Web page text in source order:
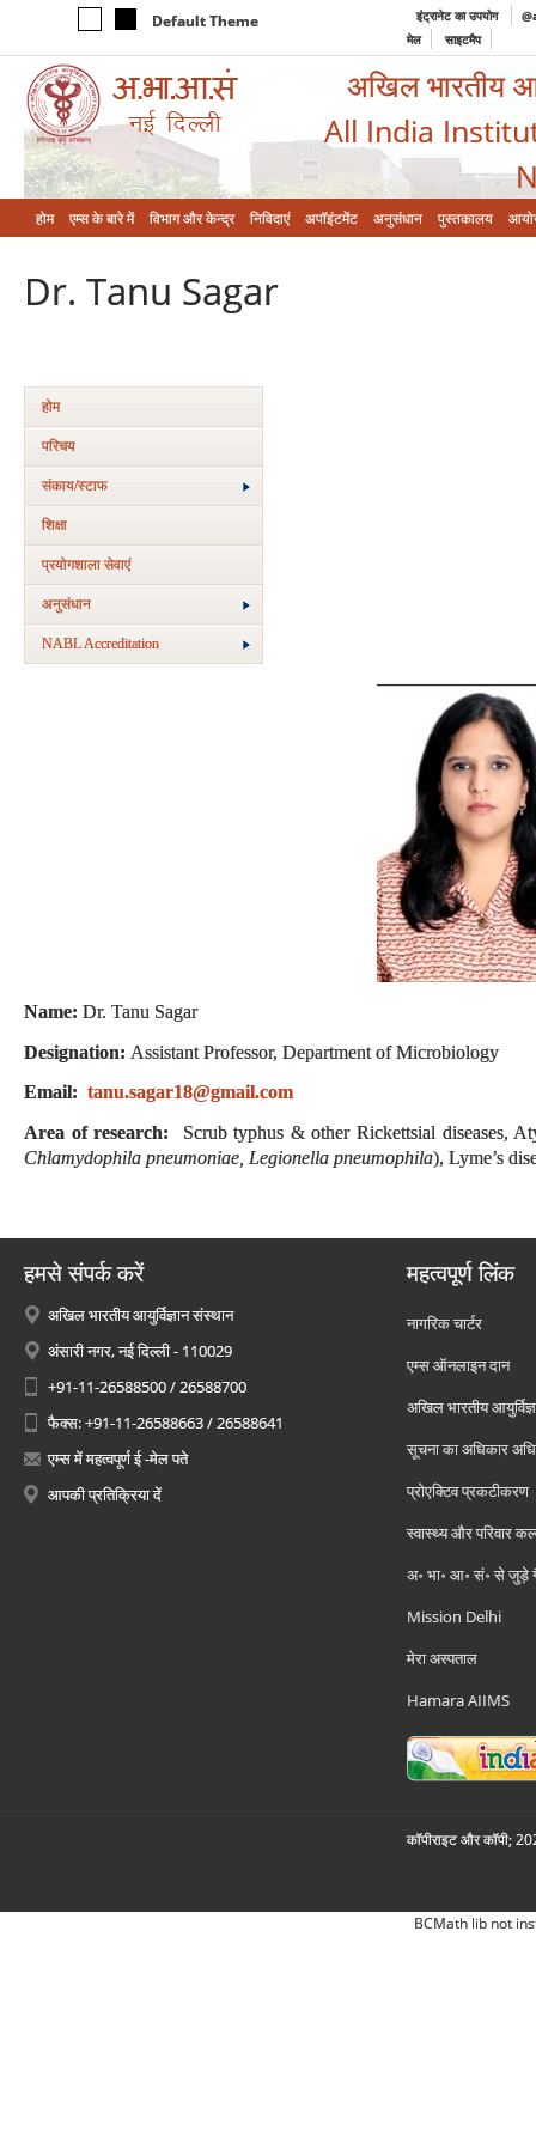
Default Theme इंट्रानेट का उपयोग
मेल
साइटमैप
अखिल भारतीय
All India
होम एम्‍स के बारे में विभाग और केन्‍द्र निविदाएं अपॉइंटमेंट अनुसंधान पुस्तकालय
Dr. Tanu Sagar
होम
परिचय
संकाय/स्‍टाफ
शिक्षा
प्रयोगशाला सेवाएं
अनुसंधान
NABL Accreditation
Name: Dr. Tanu Sagar
Designation: Assistant Professor, Department of Microbiology
Email: tanu.sagar18@gmail.com
Area of research: Scrub typhus & other Rickettsial diseases,
Chlamydophila pneumoniae, Legionella pneumophila), Lyme’s
हमसे संपर्क करें
अखिल भारतीय आयुर्विज्ञान संस्थान
अंसारी नगर, नई दिल्ली - 110029
+91-11-26588500 / 26588700
फैक्स: +91-11-26588663 / 26588641
एम्स में महत्वपूर्ण ई -मेल पते
आपकी प्रतिक्रिया दें
महत्वपूर्ण लिंक
नागरिक चार्टर
एम्स ऑनलाइन दान
अखिल भारतीय
सूचना का अधिकार
प्रोएक्टिव प्रकटीकरण
स्वास्थ्य और परिवार
अ॰ भा॰ आ॰ सं॰ से जुड़े
Mission Delhi
मेरा अस्पताल
Hamara AIIMS
कॉपीराइट और कॉपी;
BCMath lib not